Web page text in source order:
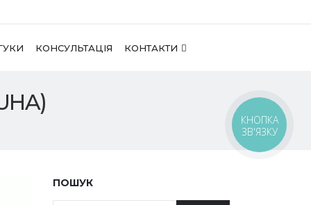
КОНСУЛЬТАЦІЯ КОНТАКТИ
ПОШУК
КНОПКА
ЗВ'ЯЗКУ